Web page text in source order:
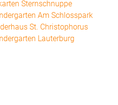
Sternschnuppe
Am Schlosspark
St. Christophorus
Lauterburg